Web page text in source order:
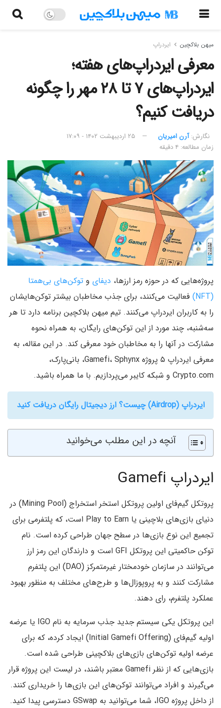
میهن بلاکچین ایردراپ
معرفی ایردراپ‌های هفته؛
ایردراپ‌های ۷ تا ۲۸ مهر را چگونه
دریافت کنیم؟
نگارش:‌ آرن امیریان
۲۵ اردیبهشت ۱۴۰۲ - ۱۷:۰۹
زمان مطالعه: ۴ دقیقه
پروژه‌هایی که در حوزه رمز ارزها، دیفای و توکن‌های بی‌همتا
(NFT)
فعالیت می‌کنند، برای جذب مخاطبان بیشتر توکن‌هایشان
را به کاربران ایردراپ می‌کنند. تیم میهن بلاکچین برنامه دارد تا هر
سه‌شنبه، چند مورد از این توکن‌های رایگان، به همراه نحوه
مشارکت در آنها را به مخاطبان خود معرفی کند. در این مقاله، به
معرفی ایردراپ ۵ پروژه Gamefi، Sphynx، بانی‌پارک،
Crypto.com و شبکه کایبر می‌پردازیم. با ما همراه باشید.
ایردراپ (Airdrop) چیست؟ ارز دیجیتال رایگان دریافت کنید
آنچه در این مطلب می‌خوانید
ایردراپ Gamefi
پروتکل گیم‌فای اولین پروتکل استخر استخراج (Mining Pool) در
دنیای بازی‌‌های بلاچینی یا Play to Earn است، که پلتفرمی برای
تجمیع این نوع بازی‌ها در سطح جهان طراحی کرده است. نام
توکن حاکمیتی این پروتکل GFI است و دارندگان این رمز ارز
می‌توانند در سازمان خودمختار غیرمتمرکز (DAO) این پلتفرم
مشارکت کنند و به پروپوزال‌ها و طرح‌های مختلف به منظور بهبود
عملکرد پلتفرم، رای دهند.
این پروتکل یکی سیستم جدید جذب سرمایه به نام IGO یا عرضه
اولیه گیم‌فای (Initial Gamefi Offering) ایجاد کرده، که برای
عرضه اولیه توکن‌های بازی‌های بلاکچینی طراحی شده است.
بازی‌هایی که از نظر Gamefi معتبر باشند، در لیست این پروژه قرار
می‌گیرند و افراد می‌توانند توکن‌های این بازی‌ها را خریداری کنند.
از داخل پروژه IGO، شما می‌توانید به GSwap دسترسی پیدا کنید.